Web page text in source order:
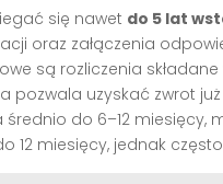
się nawet do 5 lat
oraz załączenia
są rozliczenia
pozwala uzyskać zwrot
średnio do 6–12 miesięcy,
12 miesięcy, jednak